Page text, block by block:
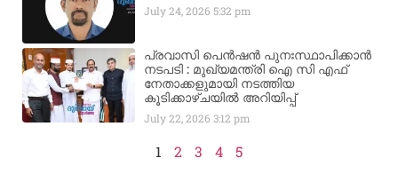
July 24, 20265:32 pm
പ്രവാസി പെൻഷൻ പുനഃസ്ഥാപിക്കാൻ
നടപടി : മുഖ്യമന്ത്രി ഐ സി എഫ്
നേതാക്കളുമായി നടത്തിയ
കൂടിക്കാഴ്ചയിൽ അറിയിപ്പ്
July 22, 20263:12 pm
1 2 3 4 5